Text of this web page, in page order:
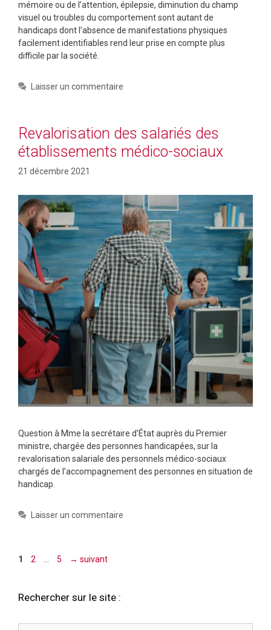
mémoire ou de l’attention, épilepsie, diminution du champ
visuel ou troubles du comportement sont autant de
handicaps dont l’absence de manifestations physiques
facilement identifiables rend leur prise en compte plus
difficile par la société.
Laisser un commentaire
Revalorisation des salariés des
établissements médico-sociaux
21 décembre 2021
Question à Mme la secrétaire d’État auprès du Premier
ministre, chargée des personnes handicapées, sur la
revalorisation salariale des personnels médico-sociaux
chargés de l’accompagnement des personnes en situation de
handicap.
Laisser un commentaire
Page
1 Page
2 Page
5 → suivant
Rechercher sur le site :